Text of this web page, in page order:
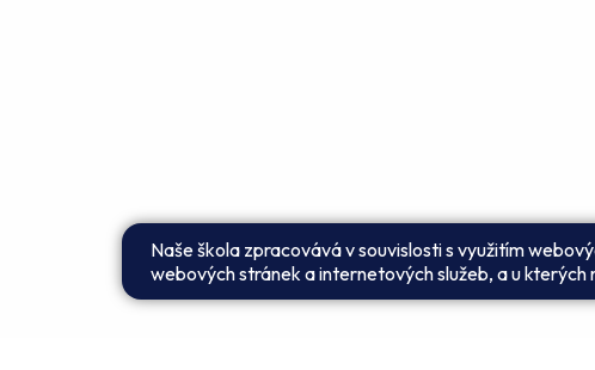
Naše škola zpracovává v souvislosti s využitím
webových stránek a internetových služeb, a u